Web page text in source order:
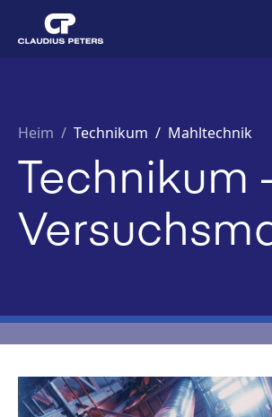
Heim / Technikum / Mahltechnik
Technikum